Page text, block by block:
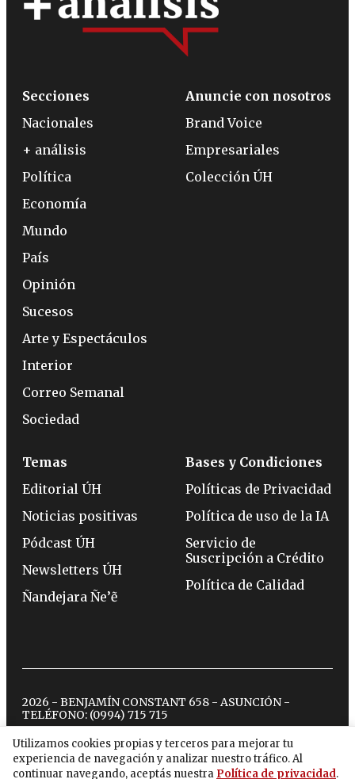
Utilizamos cookies propias y terceros para mejorar tu
experiencia de navegación y analizar nuestro tráfico. Al
continuar navegando, aceptás nuestra Política de privacidad.
Secciones
Nacionales
+ análisis
Política
Economía
Mundo
País
Opinión
Sucesos
Arte y Espectáculos
Interior
Correo Semanal
Sociedad
Anuncie con nosotros
Brand Voice
Empresariales
Colección ÚH
Temas
Editorial ÚH
Noticias positivas
Pódcast ÚH
Newsletters ÚH
Ñandejara Ñe’ẽ
Bases y Condiciones
Políticas de Privacidad
Política de uso de la IA
Servicio de
Suscripción a Crédito
Política de Calidad
2026 - BENJAMÍN CONSTANT 658 - ASUNCIÓN -
TELÉFONO: (0994) 715 715
twitterinstagram
facebook
tiktokyoutubespotify